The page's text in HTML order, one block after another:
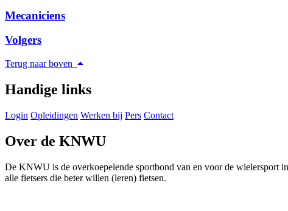
Mecaniciens
Volgers
Terug naar boven
Handige links
Login Opleidingen Werken bij Pers Contact
Over de KNWU
De KNWU is de overkoepelende sportbond van en voor de wielersport
alle fietsers die beter willen (leren) fietsen.